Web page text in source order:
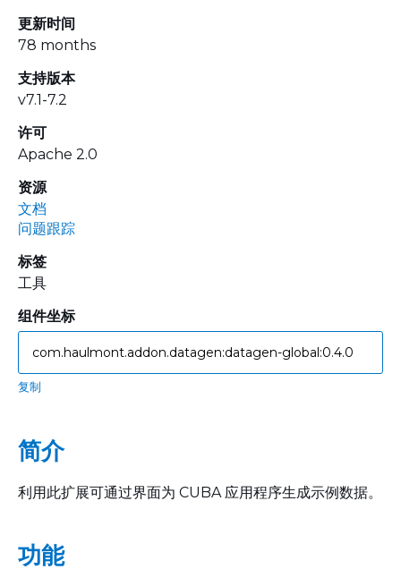
更新时间
78 months
支持版本
v7.1-7.2
许可
Apache 2.0
资源
文档
问题跟踪
标签
工具
组件坐标
复制
简介
利用此扩展可通过界面为 CUBA 应用程序生成示例数据。
功能